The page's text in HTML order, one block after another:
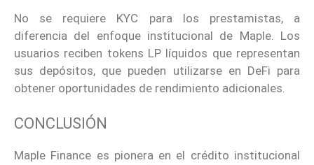
No se requiere KYC para los prestamistas, a
diferencia del enfoque institucional de Maple. Los
usuarios reciben tokens LP líquidos que representan
sus depósitos, que pueden utilizarse en DeFi para
obtener oportunidades de rendimiento adicionales.
CONCLUSIÓN
Maple Finance es pionera en el crédito institucional